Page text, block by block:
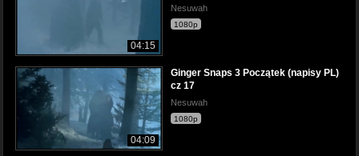
04:15
Nesuwah
1080p
04:09
Ginger Snaps 3 Początek (napisy PL)
cz 17
Nesuwah
1080p